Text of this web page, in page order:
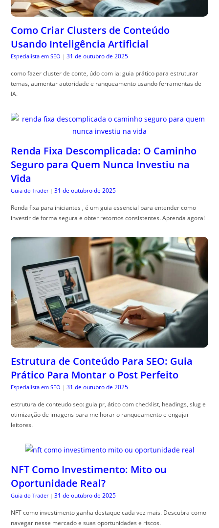
Como Criar Clusters de Conteúdo
Usando Inteligência Artificial
Especialista em SEO | 31 de outubro de 2025
como fazer cluster de conte, údo com ia: guia prático para estruturar
temas, aumentar autoridade e ranqueamento usando ferramentas de
IA.
Renda Fixa Descomplicada: O Caminho
Seguro para Quem Nunca Investiu na
Vida
Guia do Trader | 31 de outubro de 2025
Renda fixa para iniciantes , é um guia essencial para entender como
investir de forma segura e obter retornos consistentes. Aprenda agora!
Estrutura de Conteúdo Para SEO: Guia
Prático Para Montar o Post Perfeito
Especialista em SEO | 31 de outubro de 2025
estrutura de conteudo seo: guia pr, ático com checklist, headings, slug e
otimização de imagens para melhorar o ranqueamento e engajar
leitores.
NFT Como Investimento: Mito ou
Oportunidade Real?
Guia do Trader | 31 de outubro de 2025
NFT como investimento ganha destaque cada vez mais. Descubra como
navegar nesse mercado e suas oportunidades e riscos.